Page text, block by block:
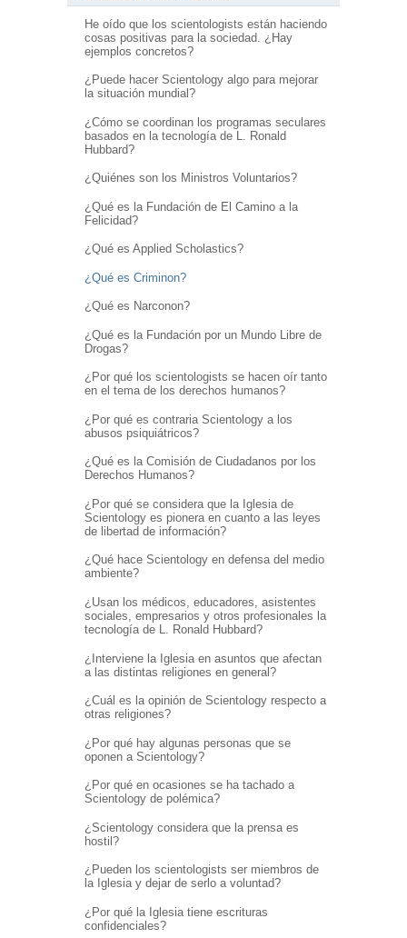
He oído que los scientologists están haciendo
cosas positivas para la sociedad. ¿Hay
ejemplos concretos?
¿Puede hacer Scientology algo para mejorar
la situación mundial?
¿Cómo se coordinan los programas seculares
basados en la tecnología de L. Ronald
Hubbard?
¿Quiénes son los Ministros Voluntarios?
¿Qué es la Fundación de El Camino a la
Felicidad?
¿Qué es Applied Scholastics?
¿Qué es Criminon?
¿Qué es Narconon?
¿Qué es la Fundación por un Mundo Libre de
Drogas?
¿Por qué los scientologists se hacen oír tanto
en el tema de los derechos humanos?
¿Por qué es contraria Scientology a los
abusos psiquiátricos?
¿Qué es la Comisión de Ciudadanos por los
Derechos Humanos?
¿Por qué se considera que la Iglesia de
Scientology es pionera en cuanto a las leyes
de libertad de información?
¿Qué hace Scientology en defensa del medio
ambiente?
¿Usan los médicos, educadores, asistentes
sociales, empresarios y otros profesionales la
tecnología de L. Ronald Hubbard?
¿Interviene la Iglesia en asuntos que afectan
a las distintas religiones en general?
¿Cuál es la opinión de Scientology respecto a
otras religiones?
¿Por qué hay algunas personas que se
oponen a Scientology?
¿Por qué en ocasiones se ha tachado a
Scientology de polémica?
¿Scientology considera que la prensa es
hostil?
¿Pueden los scientologists ser miembros de
la Iglesia y dejar de serlo a voluntad?
¿Por qué la Iglesia tiene escrituras
confidenciales?